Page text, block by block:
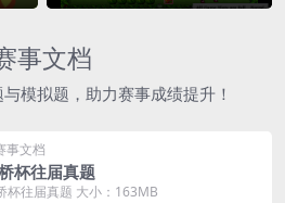
事文档
模拟题，助力赛事成绩提升！
事文档
杯往届真题
杯往届真题 大小：163MB